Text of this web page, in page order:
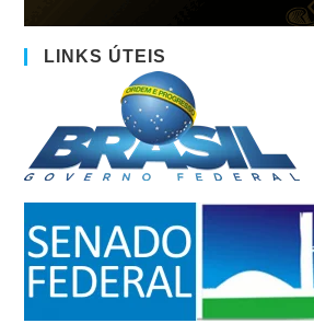
LINKS ÚTEIS